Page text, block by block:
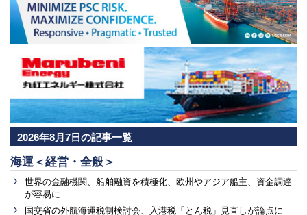
2026年8月7日の記事一覧
海運＜経営・全般＞
世界の金融機関、船舶融資を積極化、欧州やアジア船主、資金調達
が容易に
国交省の外航海運税制検討会、入港税「とん税」見直しが論点に